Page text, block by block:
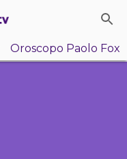
Oroscopo Paolo Fox